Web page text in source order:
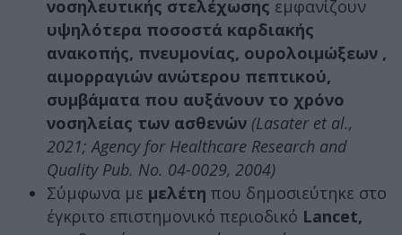
νοσηλευτικής στελέχωσης εμφανίζουν
υψηλότερα ποσοστά καρδιακής
ανακοπής, πνευμονίας, ουρολοιμώξεων ,
αιμορραγιών ανώτερου πεπτικού,
συμβάματα που αυξάνουν το χρόνο
νοσηλείας των ασθενών (Lasater et al.,
2021; Agency for Healthcare Research and
Quality Pub. No. 04-0029, 2004)
Σύμφωνα με μελέτη που δημοσιεύτηκε στο
έγκριτο επιστημονικό περιοδικό Lancet,